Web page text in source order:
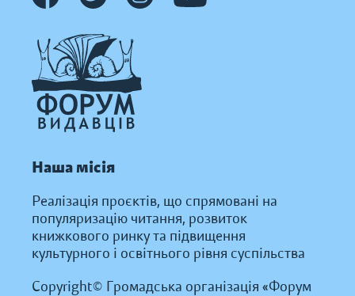
Наша місія
Реалізація проєктів, що спрямовані на
популяризацію читання, розвиток
книжкового ринку та підвищення
культурного і освітнього рівня суспільства
Copyright© Громадська організація «Форум